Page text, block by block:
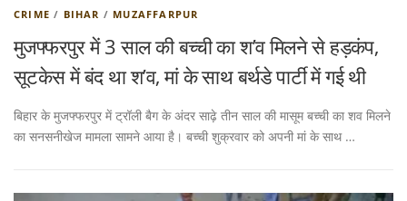
CRIME / BIHAR / MUZAFFARPUR
मुजफ्फरपुर में 3 साल की बच्ची का श’व मिलने से हड़कंप,
सूटकेस में बंद था श’व, मां के साथ बर्थडे पार्टी में गई थी
बिहार के मुजफ्फरपुर में ट्रॉली बैग के अंदर साढ़े तीन साल की मासूम बच्ची का शव मिलने
का सनसनीखेज मामला सामने आया है। बच्ची शुक्रवार को अपनी मां के साथ …